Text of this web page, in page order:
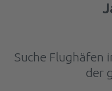
Suche Flughäfen
der